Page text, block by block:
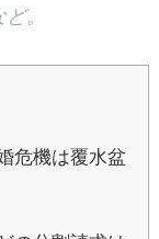
。
危機は覆水盆